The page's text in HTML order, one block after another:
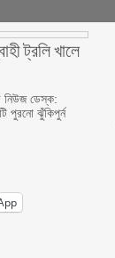
ট্রলি খালে
ডেস্ক:
পুরনো ঝুঁকিপুর্ন